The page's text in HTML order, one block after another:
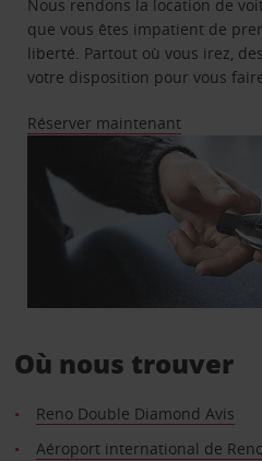
Nous rendons la location de
que vous êtes impatient de
liberté. Partout où vous irez,
votre disposition pour vous
Réserver maintenant
Où nous trouver
Reno Double Diamond Avis
Aéroport international de